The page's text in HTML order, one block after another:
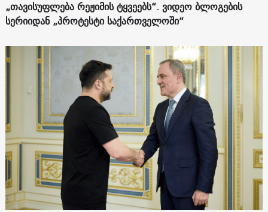
„თავისუფლება რეჟიმის ტყვეებს“. ვიდეო ბლოგების
სერიიდან „პროტესტი საქართველოში“